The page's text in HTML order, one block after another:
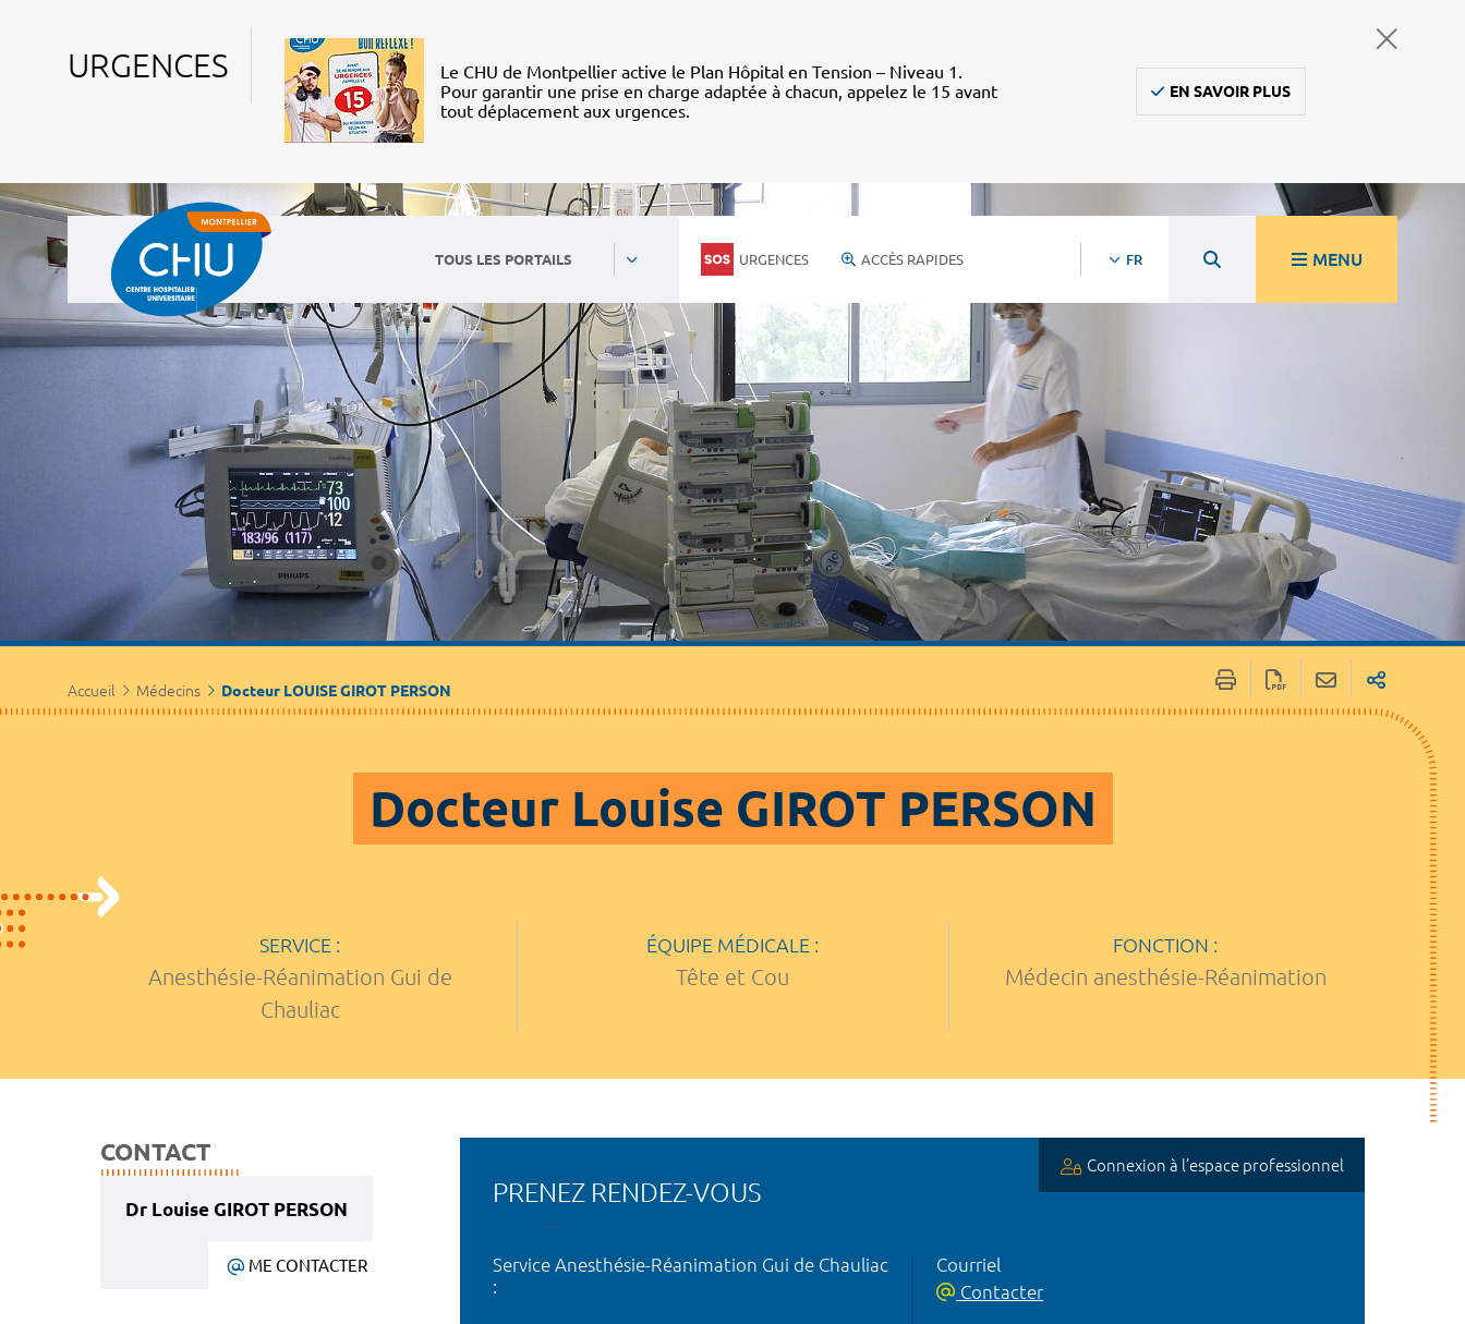
URGENCES
Le CHU de Montpellier active le Plan Hôpital en Tension – Niveau 1.
Pour garantir une prise en charge adaptée à chacun, appelez le 15 avant
tout déplacement aux urgences.
EN SAVOIR PLUS
TOUS LES PORTAILS URGENCES ACCÈS RAPIDES FR MENU
Accueil Médecins Docteur LOUISE GIROT PERSON
Docteur Louise GIROT PERSON
SERVICE :
Anesthésie-Réanimation Gui de
Chauliac
ÉQUIPE MÉDICALE :
Tête et Cou
FONCTION :
Médecin anesthésie-Réanimation
CONTACT
Dr Louise GIROT PERSON
ME CONTACTER
PRENEZ RENDEZ-VOUS
Connexion à l’espace professionnel
Service Anesthésie-Réanimation Gui de Chauliac
:
Courriel
Contacter